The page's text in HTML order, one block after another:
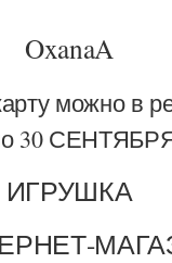
OxanaA
можно в
30
ИГРУШКА